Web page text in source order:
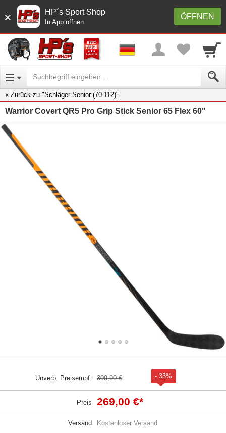
× ÖFFNEN
HP´s Sport Shop
In App öffnen
Zurück zu "Schläger Senior (70-112)"
Warrior Covert QR5 Pro Grip Stick Senior 65 Flex 60"
Unverb. Preisempf. 399,90 € - 33%
Preis 269,00 €*
Versand Kostenloser Versand